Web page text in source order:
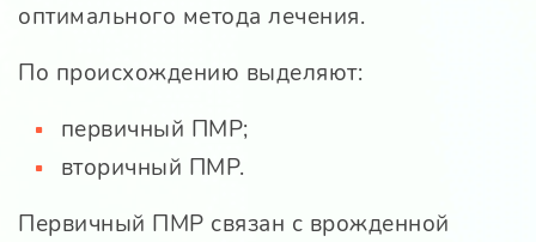
оптимального метода лечения.
По происхождению выделяют:
первичный ПМР;
вторичный ПМР.
Первичный ПМР связан с врожденной